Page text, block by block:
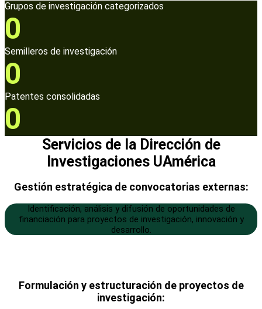
Grupos de investigación categorizados
0
Semilleros de investigación
0
Patentes consolidadas
0
Servicios de la Dirección de
Investigaciones UAmérica
Gestión estratégica de convocatorias externas:
Identificación, análisis y difusión de oportunidades de
financiación para proyectos de investigación, innovación y
desarrollo.
Formulación y estructuración de proyectos de
investigación: